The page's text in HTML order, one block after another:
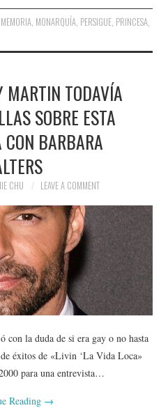
MEMORIA, MONARQUÍA, PERSIGUE, PRINCESA,
MARTIN TODAVÍA
SOBRE ESTA
CON BARBARA
CHU LEAVE A COMMENT
la duda de si era gay o no hasta
éxitos de «Livin ‘La Vida Loca»
para una entrevista…
Reading →